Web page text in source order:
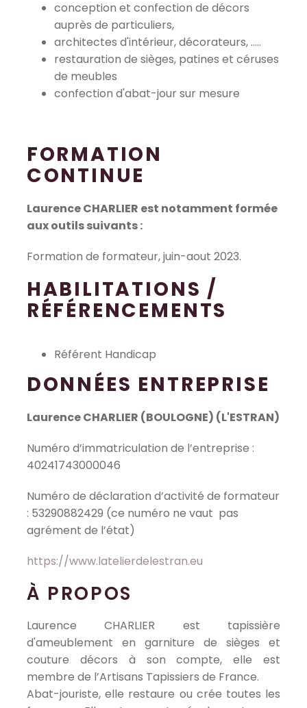
conception et confection de décors
auprès de particuliers,
architectes d'intérieur, décorateurs, .....
restauration de sièges, patines et céruses
de meubles
confection d'abat-jour sur mesure
FORMATION
CONTINUE
Laurence CHARLIER est notamment formée
aux outils suivants :
Formation de formateur, juin-aout 2023.
HABILITATIONS /
RÉFÉRENCEMENTS
Référent Handicap
DONNÉES ENTREPRISE
Laurence CHARLIER (BOULOGNE) (L'ESTRAN)
Numéro d’immatriculation de l’entreprise :
40241743000046
Numéro de déclaration d’activité de formateur
: 53290882429 (ce numéro ne vaut pas
agrément de l’état)
https://www.latelierdelestran.eu
À PROPOS
Laurence CHARLIER est tapissière
d'ameublement en garniture de sièges et
couture décors à son compte, elle est
membre de l’Artisans Tapissiers de France.
Abat-jouriste, elle restaure ou crée toutes les